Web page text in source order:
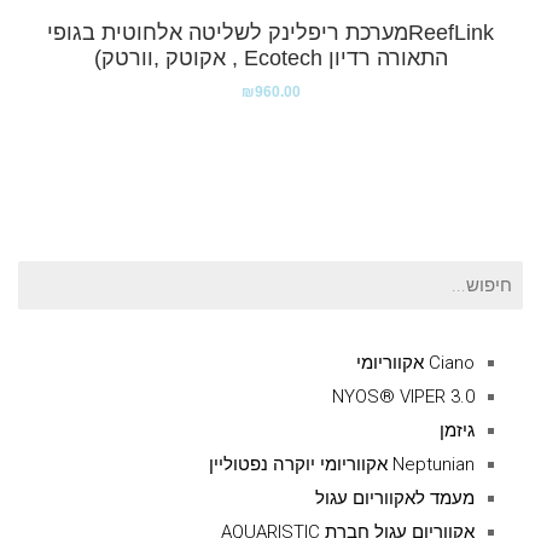
ReefLinkמערכת ריפלינק לשליטה אלחוטית בגופי
התאורה רדיון Ecotech , אקוטק ,וורטק)
₪960.00
חיפוש
Ciano אקווריומי
NYOS® VIPER 3.0
גיזמן
Neptunian אקווריומי יוקרה נפטוליין
מעמד לאקווריום עגול
אקווריום עגול חברת AQUARISTIC